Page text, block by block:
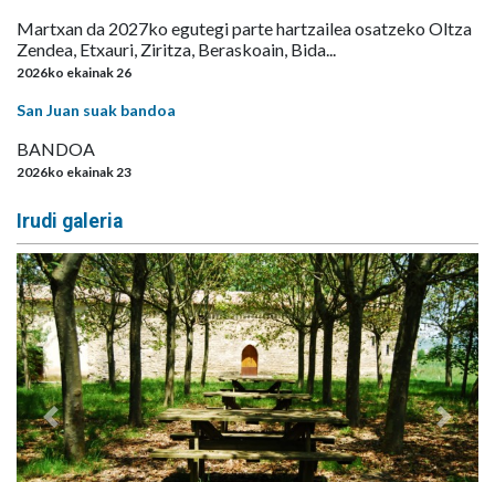
Martxan da 2027ko egutegi parte hartzailea osatzeko Oltza
Zendea, Etxauri, Ziritza, Beraskoain, Bida...
2026ko ekainak 26
San Juan suak bandoa
BANDOA
2026ko ekainak 23
Irudi galeria
Aurrekoa